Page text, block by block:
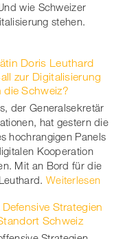
wie Schweizer
stehen.
Doris Leuthard
zur Digitalisierung
die Schweiz?
der Generalsekretär
hat gestern die
hochrangigen Panels
Kooperation
Mit an Bord für die
Weiterlesen
Strategien
Schweiz